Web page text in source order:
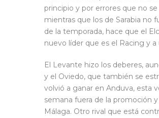
principio y por errores que no
mientras que los de Sarabia no
de la temporada, hace que el
nuevo líder que es el Racing y
El Levante hizo los deberes,
y el Oviedo, que también se
volvió a ganar en Anduva, esta
semana fuera de la promoción
Málaga. Otro rival que está